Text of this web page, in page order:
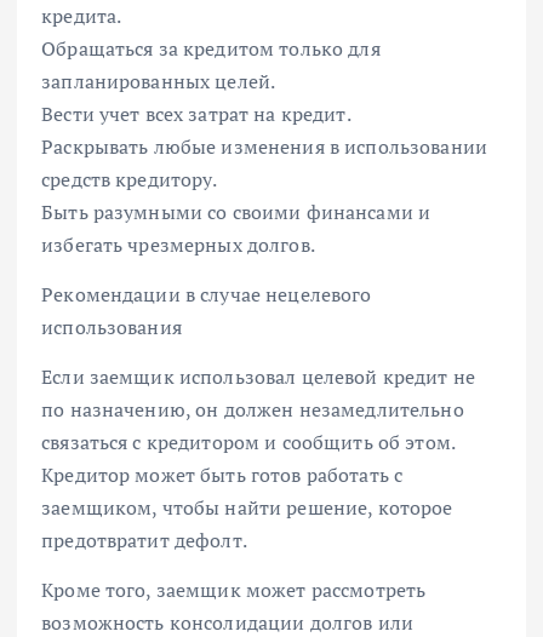
кредита.
Обращаться за кредитом только для
запланированных целей.
Вести учет всех затрат на кредит.
Раскрывать любые изменения в использовании
средств кредитору.
Быть разумными со своими финансами и
избегать чрезмерных долгов.
Рекомендации в случае нецелевого
использования
Если заемщик использовал целевой кредит не
по назначению, он должен незамедлительно
связаться с кредитором и сообщить об этом.
Кредитор может быть готов работать с
заемщиком, чтобы найти решение, которое
предотвратит дефолт.
Кроме того, заемщик может рассмотреть
возможность консолидации долгов или